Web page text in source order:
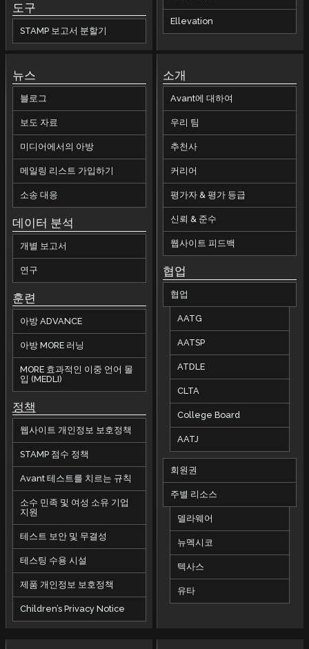
도구
STAMP 보고서 분할기
Ellevation
뉴스
블로그
보도 자료
미디어에서의 아방
메일링 리스트 가입하기
소송 대응
데이터 분석
개별 보고서
연구
훈련
아방 ADVANCE
아방 MORE 러닝
MORE 효과적인 이중 언어 몰
입 (MEDLI)
정책
웹사이트 개인정보 보호정책
STAMP 점수 정책
Avant 테스트를 치르는 규칙
소수 민족 및 여성 소유 기업
지원
테스트 보안 및 무결성
테스팅 수용 시설
제품 개인정보 보호정책
Children’s Privacy Notice
소개
Avant에 대하여
우리 팀
추천사
커리어
평가자 & 평가 등급
신뢰 & 준수
웹사이트 피드백
협업
협업
AATG
AATSP
ATDLE
CLTA
College Board
AATJ
회원권
주별 리소스
델라웨어
뉴멕시코
텍사스
유타